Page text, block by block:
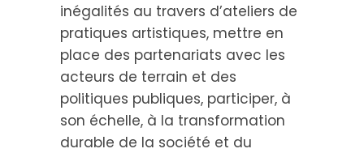
inégalités au travers d’ateliers de
pratiques artistiques, mettre en
place des partenariats avec les
acteurs de terrain et des
politiques publiques, participer, à
son échelle, à la transformation
durable de la société et du